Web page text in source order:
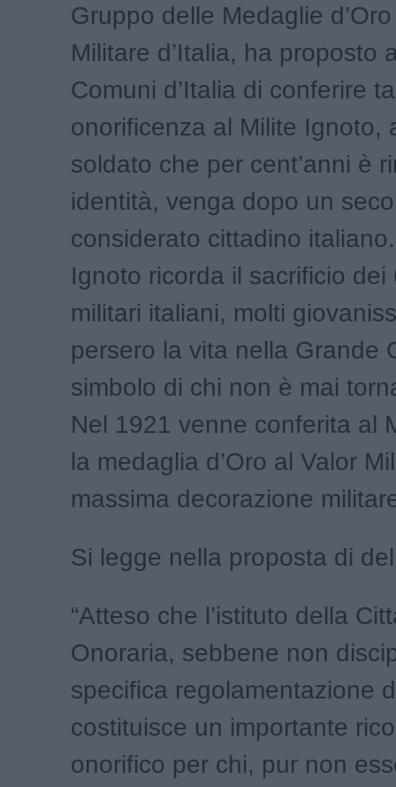
Gruppo delle Medaglie
Militare d’Italia, ha proposto
Comuni d’Italia di conferire
onorificenza al Milite Ignoto,
soldato che per cent’anni è
identità, venga dopo un
considerato cittadino
Ignoto ricorda il sacrificio dei
militari italiani, molti
persero la vita nella Grande
simbolo di chi non è mai
Nel 1921 venne conferita al
la medaglia d’Oro al Valor
massima decorazione
Si legge nella proposta di
“Atteso che l’istituto della
Onoraria, sebbene non
specifica regolamentazione
costituisce un importante
onorifico per chi, pur non